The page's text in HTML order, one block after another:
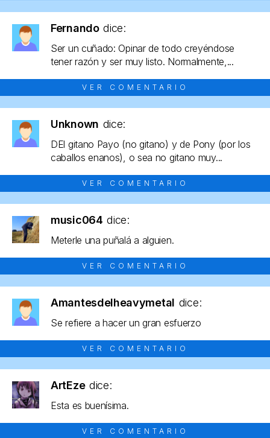
Fernando dice:
Ser un cuñado: Opinar de todo creyéndose
tener razón y ser muy listo. Normalmente,...
VER COMENTARIO
Unknown dice:
DEl gitano Payo (no gitano) y de Pony (por los
caballos enanos), o sea no gitano muy...
VER COMENTARIO
music064 dice:
Meterle una puñalá a alguien.
VER COMENTARIO
Amantesdelheavymetal dice:
Se refiere a hacer un gran esfuerzo
VER COMENTARIO
ArtEze dice:
Esta es buenísima.
VER COMENTARIO